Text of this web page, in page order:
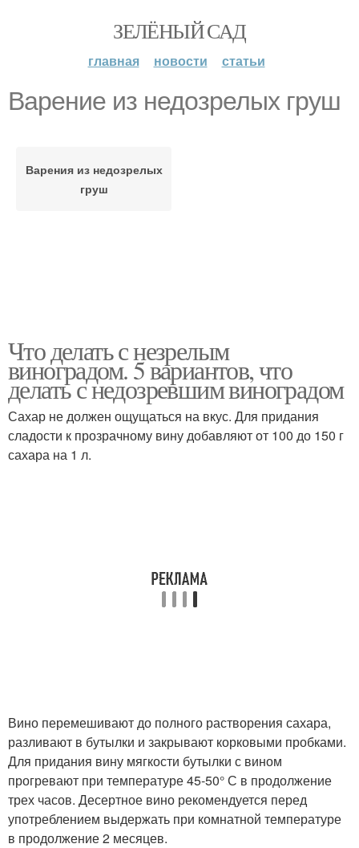
ЗЕЛЁНЫЙ САД
главная новости статьи
Варение из недозрелых груш
Варения из недозрелых
груш
Что делать с незрелым
виноградом. 5 вариантов, что
делать с недозревшим виноградом
Сахар не должен ощущаться на вкус. Для придания
сладости к прозрачному вину добавляют от 100 до 150 г
сахара на 1 л.
Вино перемешивают до полного растворения сахара,
разливают в бутылки и закрывают корковыми пробками.
Для придания вину мягкости бутылки с вином
прогревают при температуре 45-50° С в продолжение
трех часов. Десертное вино рекомендуется перед
употреблением выдержать при комнатной температуре
в продолжение 2 месяцев.